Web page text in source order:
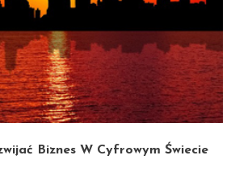
Biznes W Cyfrowym Świecie